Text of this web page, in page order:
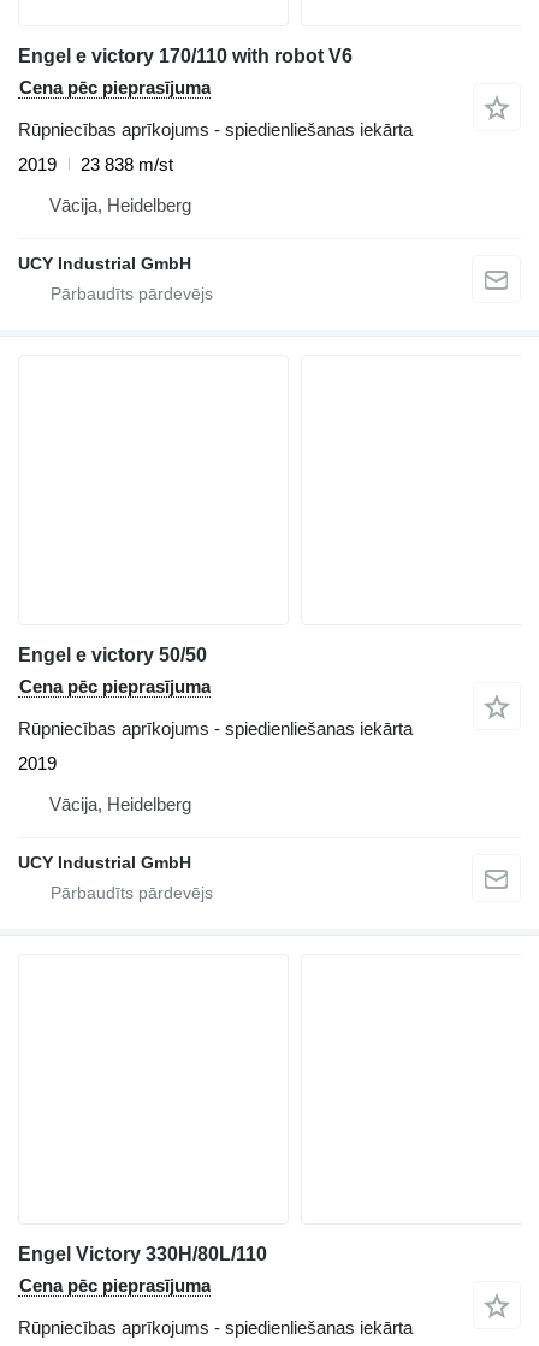
Engel e victory 170/110 with robot V6
Cena pēc pieprasījuma
Rūpniecības aprīkojums - spiedienliešanas iekārta
2019
23 838 m/st
Vācija, Heidelberg
UCY Industrial GmbH
Engel e victory 50/50
Cena pēc pieprasījuma
Rūpniecības aprīkojums - spiedienliešanas iekārta
2019
Vācija, Heidelberg
UCY Industrial GmbH
Engel Victory 330H/80L/110
Cena pēc pieprasījuma
Rūpniecības aprīkojums - spiedienliešanas iekārta